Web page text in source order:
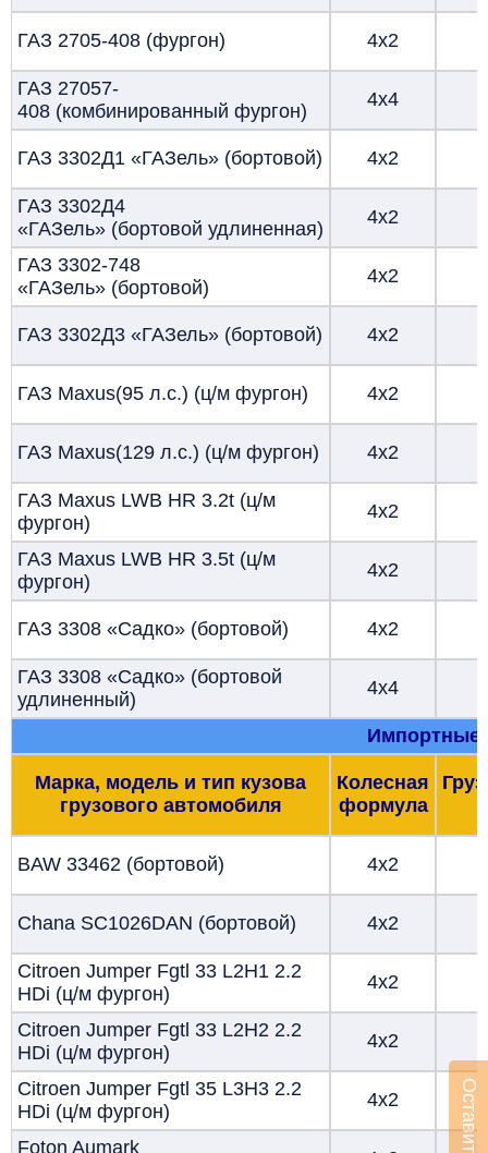
ГАЗ 2705-408 (фургон) 4х2
ГАЗ 27057-
408 (комбинированный фургон)
4х4
ГАЗ 3302Д1 «ГАЗель» (бортовой) 4х2
ГАЗ 3302Д4
«ГАЗель» (бортовой удлиненная)
4х2
ГАЗ 3302-748
«ГАЗель» (бортовой)
4х2
ГАЗ 3302Д3 «ГАЗель» (бортовой) 4х2
ГАЗ Maxus(95 л.с.) (ц/м фургон) 4х2
ГАЗ Maxus(129 л.с.) (ц/м фургон) 4х2
ГАЗ Maxus LWB HR 3.2t (ц/м
фургон)
4х2
ГАЗ Maxus LWB HR 3.5t (ц/м
фургон)
4х2
ГАЗ 3308 «Садко» (бортовой) 4х2
ГАЗ 3308 «Садко» (бортовой
удлиненный)
4х4
Импортные
Марка, модель и тип кузова
грузового автомобиля
Колесная
формула
BAW 33462 (бортовой) 4х2
Chana SC1026DAN (бортовой) 4х2
Citroen Jumper Fgtl 33 L2H1 2.2
HDi (ц/м фургон)
4х2
Citroen Jumper Fgtl 33 L2H2 2.2
HDi (ц/м фургон)
4х2
Citroen Jumper Fgtl 35 L3H3 2.2
HDi (ц/м фургон)
4х2
Foton Aumark